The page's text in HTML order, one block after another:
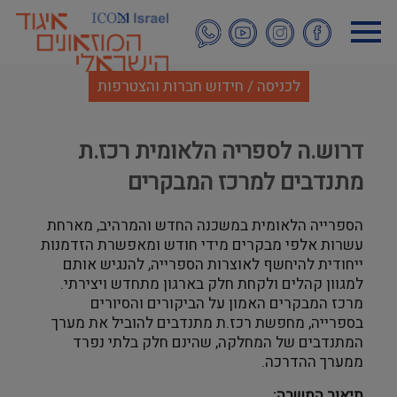
לתוכן
העיקרי
לכניסה / חידוש חברות והצטרפות
דרוש.ה לספריה הלאומית רכז.ת
מתנדבים למרכז המבקרים
הספרייה הלאומית במשכנה החדש והמרהיב, מארחת
עשרות אלפי מבקרים מידי חודש ומאפשרת הזדמנות
ייחודית להיחשף לאוצרות הספרייה, להנגיש אותם
למגוון קהלים ולקחת חלק בארגון מתחדש ויצירתי.
מרכז המבקרים האמון על הביקורים והסיורים
בספרייה, מחפשת רכז.ת מתנדבים להוביל את מערך
המתנדבים של המחלקה, שהינם חלק בלתי נפרד
ממערך ההדרכה.